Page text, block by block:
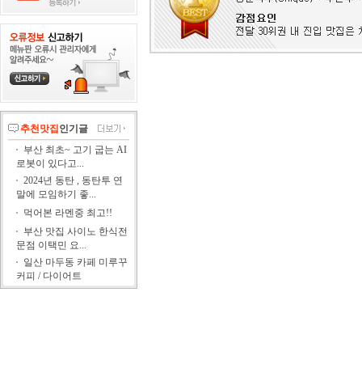
추천맛집 인기글
부산 최초~ 고기 굽는 AI
로봇이 있다고...
2024년 동탄 , 동탄투 연
말에 모임하기 좋...
먹어본 라멘중 최고!!
부산 맛집 사이노 한식전
문점 이택민 요...
일산 마두동 카페 미루꾸
커피 / 다이어트